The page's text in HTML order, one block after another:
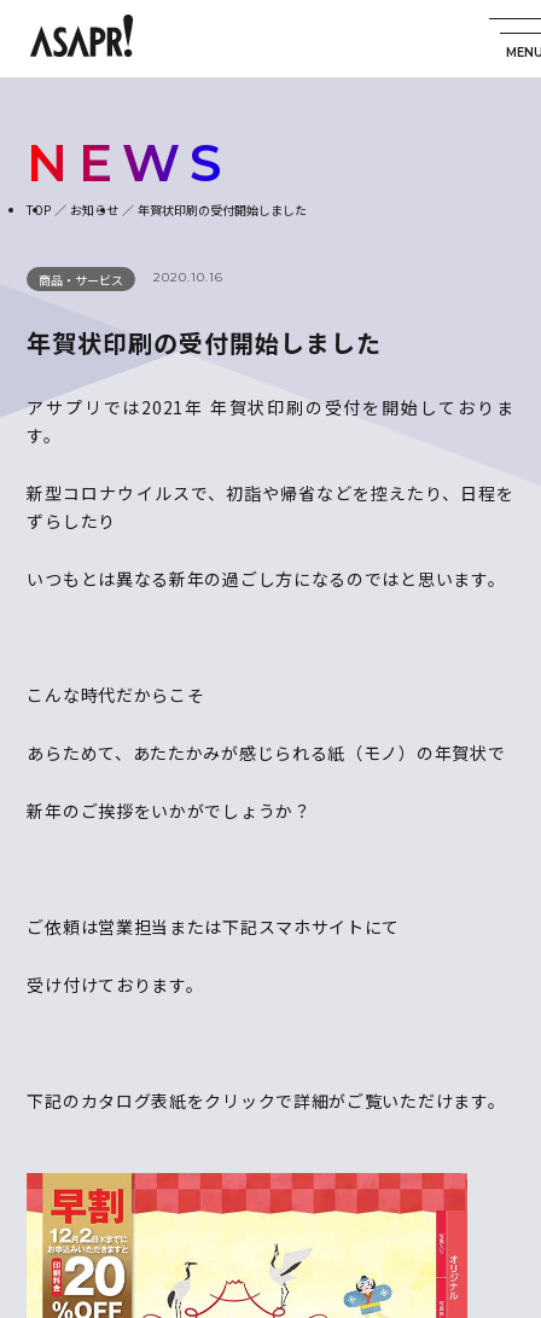
NEWS
TOP お知らせ 年賀状印刷の受付開始しました
商品・サービス 2020.10.16
年賀状印刷の受付開始しました
アサプリでは2021年 年賀状印刷の受付を開始しておりま
す。
新型コロナウイルスで、初詣や帰省などを控えたり、日程を
ずらしたり
いつもとは異なる新年の過ごし方になるのではと思います。
こんな時代だからこそ
あらためて、あたたかみが感じられる紙（モノ）の年賀状で
新年のご挨拶をいかがでしょうか？
ご依頼は営業担当または下記スマホサイトにて
受け付けております。
下記のカタログ表紙をクリックで詳細がご覧いただけます。